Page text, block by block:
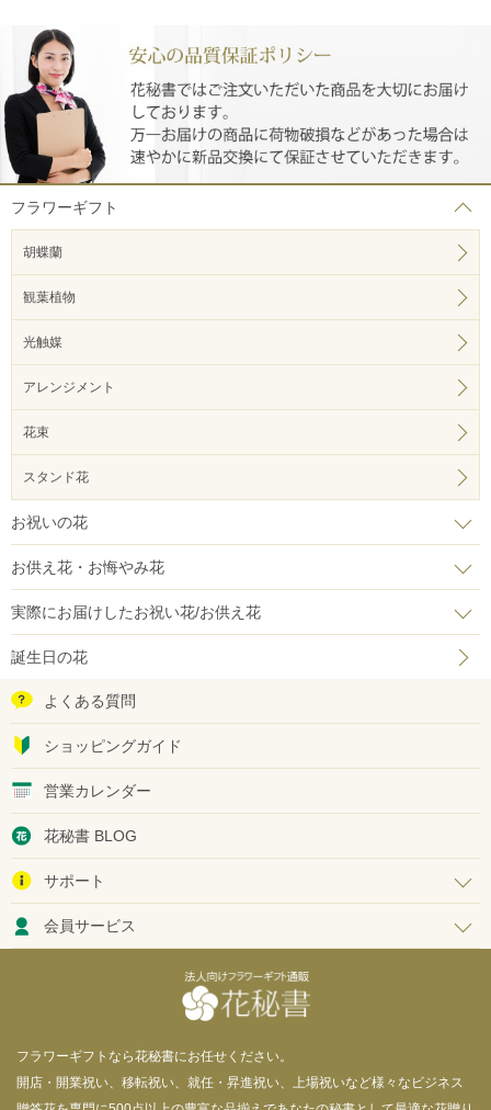
フラワーギフト
胡蝶蘭
観葉植物
光触媒
アレンジメント
花束
スタンド花
お祝いの花
お供え花・お悔やみ花
実際にお届けしたお祝い花/お供え花
誕生日の花
よくある質問
ショッピングガイド
営業カレンダー
花秘書 BLOG
サポート
会員サービス
フラワーギフトなら花秘書にお任せください。
開店・開業祝い、移転祝い、就任・昇進祝い、上場祝いなど様々なビジネス